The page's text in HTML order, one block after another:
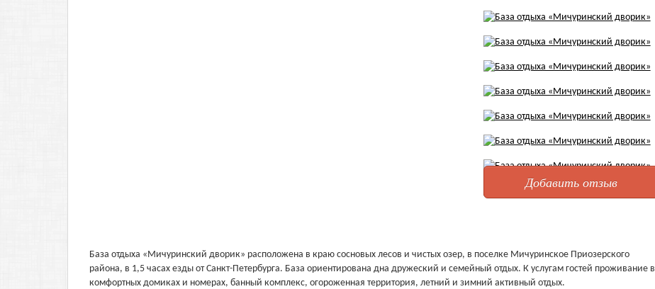
Добавить отзыв
База отдыха «Мичуринский дворик» расположена в краю сосновых лесов и чистых озер, в поселке Мичуринское Приозерского
района, в 1,5 часах езды от Санкт-Петербурга. База ориентирована дна дружеский и семейный отдых. К услугам гостей проживание в
комфортных домиках и номерах, банный комплекс, огороженная территория, летний и зимний активный отдых.